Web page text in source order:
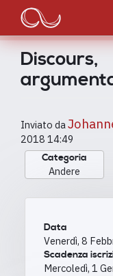
contenuto
principale
Main
navigation
Discours,
Inviato da
2018 14:49
Categoria
Andere
Data
Venerdì, 8
Scadenza
Mercoledì, 1